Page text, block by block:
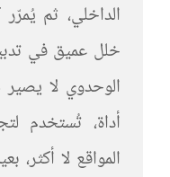
الداخلي، ثم
خلل عميق في
الوحدوي لا
أداة، تُستخدم
المواقع لا أكثر،